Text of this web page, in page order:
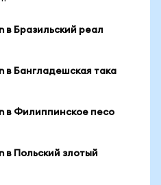
в Бразильский реал
в Бангладешская така
в Филиппинское песо
в Польский злотый